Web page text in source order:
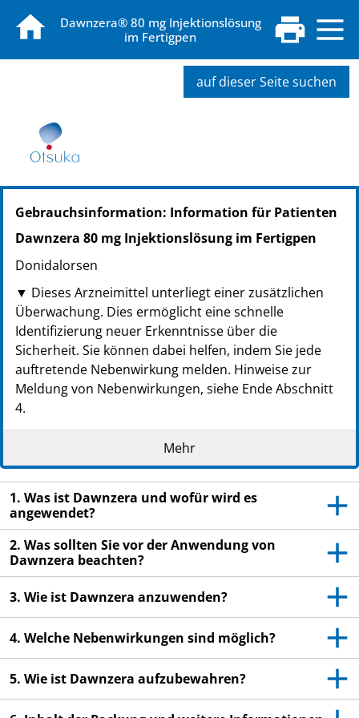
Dawnzera® 80 mg Injektionslösung
im Fertigpen
auf dieser Seite suchen
PZN: 20279122
PPN: 112027912219
GTIN: 05038256003594
PPN: 112027913909
Gebrauchsinformation: Information für Patienten
Dawnzera 80 mg Injektionslösung im Fertigpen
Donidalorsen
▼ Dieses Arzneimittel unterliegt einer zusätzlichen
Überwachung. Dies ermöglicht eine schnelle
Identifizierung neuer Erkenntnisse über die
Sicherheit. Sie können dabei helfen, indem Sie jede
auftretende Nebenwirkung melden. Hinweise zur
Meldung von Nebenwirkungen, siehe Ende Abschnitt
4.
Lesen Sie die gesamte Packungsbeilage sorgfältig
durch, bevor Sie mit der Anwendung dieses
Arzneimittels beginnen, denn sie enthält wichtige
Informationen.
Heben Sie die Packungsbeilage auf. Vielleicht
möchten Sie diese später nochmals lesen.
Wenn Sie weitere Fragen haben, wenden Sie sich
an Ihren Arzt, Apotheker oder das medizinische
Fachpersonal.
verschrieben. Geben Sie es nicht an Dritte weiter.
Es kann anderen Menschen schaden, auch wenn
diese die gleichen Beschwerden haben wie Sie.
Wenn Sie Nebenwirkungen bemerken, wenden Sie
Mehr
1. Was ist Dawnzera und wofür wird es
angewendet?
2. Was sollten Sie vor der Anwendung von
Dawnzera beachten?
3. Wie ist Dawnzera anzuwenden?
4. Welche Nebenwirkungen sind möglich?
5. Wie ist Dawnzera aufzubewahren?